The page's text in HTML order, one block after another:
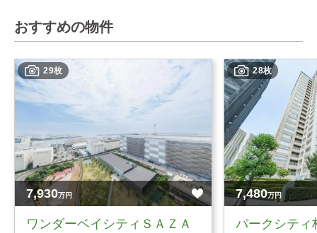
おすすめの物件
29枚
7,930万円
ワンダーベイシティＳＡＺＡ
28枚
7,480万円
パークシティ